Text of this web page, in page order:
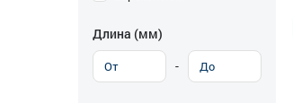
Длина (мм)
-